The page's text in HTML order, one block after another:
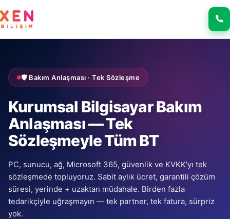
🛡️ Bakım Anlaşması · Tek Sözleşme
Kurumsal Bilgisayar Bakım
Anlaşması — Tek
Sözleşmeyle Tüm BT
PC, sunucu, ağ, Microsoft 365, güvenlik ve KVKK'yı tek
sözleşmede topluyoruz. Sabit aylık ücret, garantili çözüm
süresi, yerinde + uzaktan müdahale. Birden fazla
tedarikçiyle uğraşmayın — tek partner, tek fatura, sürpriz
yok.